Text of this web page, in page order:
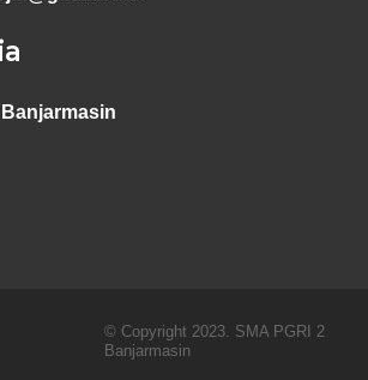
© Copyright 2023. SMA PGRI 2
Banjarmasin